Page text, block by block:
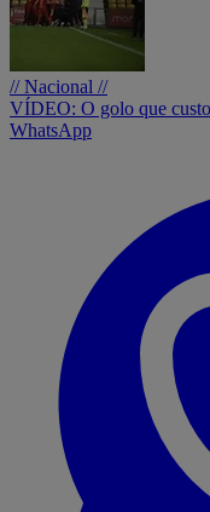
// Nacional //
VÍDEO: O golo que
WhatsApp